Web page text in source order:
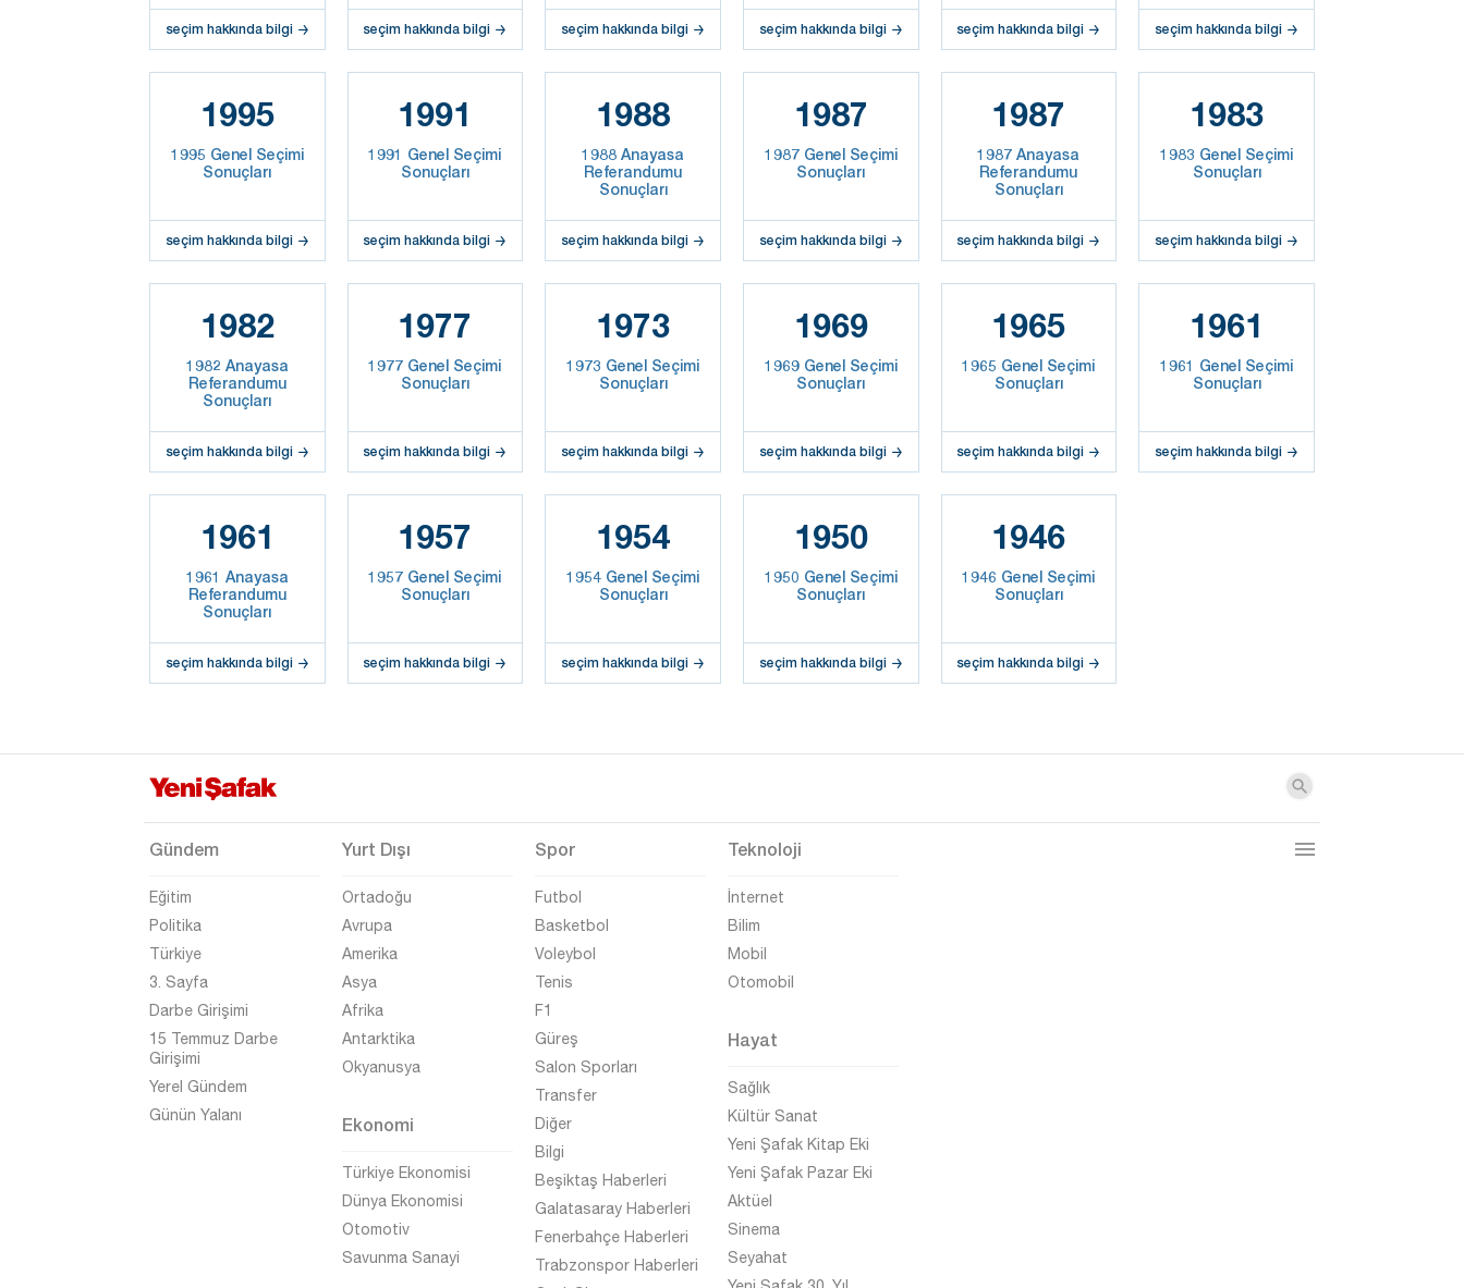
seçim hakkında bilgi seçim hakkında bilgi seçim hakkında bilgi seçim hakkında bilgi seçim hakkında bilgi seçim hakkında bilgi
1995
1995 Genel Seçimi
Sonuçları
seçim hakkında bilgi
1991
1991 Genel Seçimi
Sonuçları
seçim hakkında bilgi
1988
1988 Anayasa
Referandumu
Sonuçları
seçim hakkında bilgi
1987
1987 Genel Seçimi
Sonuçları
seçim hakkında bilgi
1987
1987 Anayasa
Referandumu
Sonuçları
seçim hakkında bilgi
1983
1983 Genel Seçimi
Sonuçları
seçim hakkında bilgi
1982
1982 Anayasa
Referandumu
Sonuçları
seçim hakkında bilgi
1977
1977 Genel Seçimi
Sonuçları
seçim hakkında bilgi
1973
1973 Genel Seçimi
Sonuçları
seçim hakkında bilgi
1969
1969 Genel Seçimi
Sonuçları
seçim hakkında bilgi
1965
1965 Genel Seçimi
Sonuçları
seçim hakkında bilgi
1961
1961 Genel Seçimi
Sonuçları
seçim hakkında bilgi
1961
1961 Anayasa
Referandumu
Sonuçları
seçim hakkında bilgi
1957
1957 Genel Seçimi
Sonuçları
seçim hakkında bilgi
1954
1954 Genel Seçimi
Sonuçları
seçim hakkında bilgi
1950
1950 Genel Seçimi
Sonuçları
seçim hakkında bilgi
1946
1946 Genel Seçimi
Sonuçları
seçim hakkında bilgi
Gündem
Eğitim
Politika
Türkiye
3. Sayfa
Darbe Girişimi
15 Temmuz Darbe
Girişimi
Yerel Gündem
Günün Yalanı
Yurt Dışı
Ortadoğu
Avrupa
Amerika
Asya
Afrika
Antarktika
Okyanusya
Ekonomi
Türkiye Ekonomisi
Dünya Ekonomisi
Otomotiv
Savunma Sanayi
Spor
Futbol
Basketbol
Voleybol
Tenis
F1
Güreş
Salon Sporları
Transfer
Diğer
Bilgi
Beşiktaş Haberleri
Galatasaray Haberleri
Fenerbahçe Haberleri
Trabzonspor Haberleri
Teknoloji
İnternet
Bilim
Mobil
Otomobil
Hayat
Sağlık
Kültür Sanat
Yeni Şafak Kitap Eki
Yeni Şafak Pazar Eki
Aktüel
Sinema
Seyahat